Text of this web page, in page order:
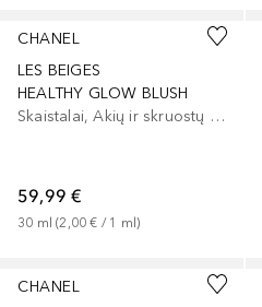
CHANEL
LES BEIGES
HEALTHY GLOW BLUSH
Skaistalai, Akių ir skruostų dažai, Lūpų ir skruostų dažai
59,99 €
30 ml (2,00 € / 1 ml)
CHANEL